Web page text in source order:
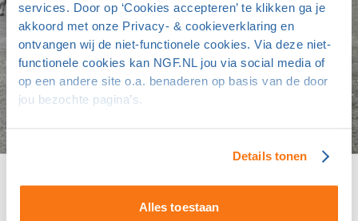
services. Door op ‘Cookies accepteren’ te klikken ga je
akkoord met onze Privacy- & cookieverklaring en
ontvangen wij de niet-functionele cookies. Via deze niet-
functionele cookies kan NGF.NL jou via social media of
op een andere site o.a. benaderen op basis van de door
jou bezochte pagina’s.
Details tonen
Alles toestaan